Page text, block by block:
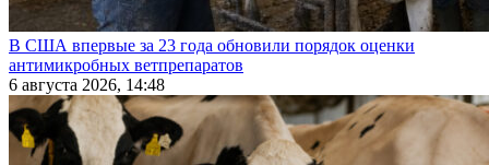
В США впервые за 23 года обновили порядок оценки
антимикробных ветпрепаратов
6 августа 2026, 14:48